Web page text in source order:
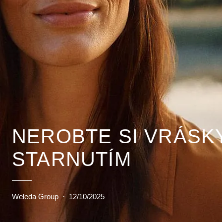
NEROBTE SI
STARNUTÍM
Weleda Group · 12/10/2025